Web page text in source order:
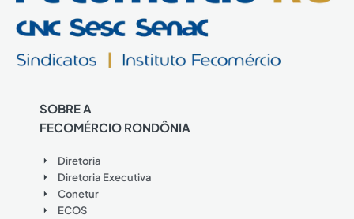
SOBRE A
FECOMÉRCIO RONDÔNIA
Diretoria
Diretoria Executiva
Conetur
ECOS